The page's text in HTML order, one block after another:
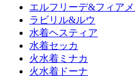
エルフリーデ&フィア
ラビリル&ルウ
水着ヘスティア
水着セッカ
火水着ミナカ
火水着ドーナ